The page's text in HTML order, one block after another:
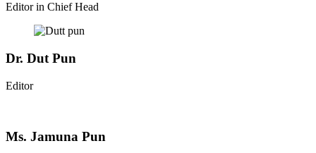
Editor in Chief Head
Dr. Dut Pun
Editor
Ms. Jamuna Pun